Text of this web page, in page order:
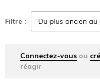
Filtre :
Connectez-vous ou
réagir